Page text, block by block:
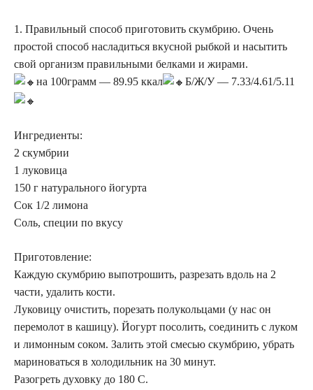
1. Правильный способ приготовить скумбрию. Очень
простой способ насладиться вкусной рыбкой и насытить
свой организм правильными белками и жирами.
на 100грамм — 89.95 ккал
Б/Ж/У — 7.33/4.61/5.11
Ингредиенты:
2 скумбрии
1 луковица
150 г натурального йогурта
Сок 1/2 лимона
Соль, специи по вкусу
Приготовление:
Каждую скумбрию выпотрошить, разрезать вдоль на 2
части, удалить кости.
Луковицу очистить, порезать полукольцами (у нас он
перемолот в кашицу). Йогурт посолить, соединить с луком
и лимонным соком. Залить этой смесью скумбрию, убрать
мариноваться в холодильник на 30 минут.
Разогреть духовку до 180 С.